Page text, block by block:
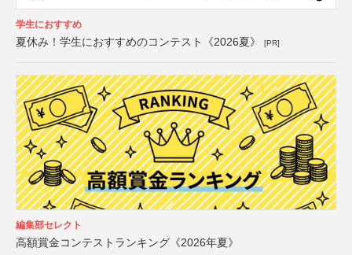
学生におすすめ
夏休み！学生におすすめのコンテスト《2026夏》 [PR]
編集部セレクト
高額賞金コンテストランキング《2026年夏》